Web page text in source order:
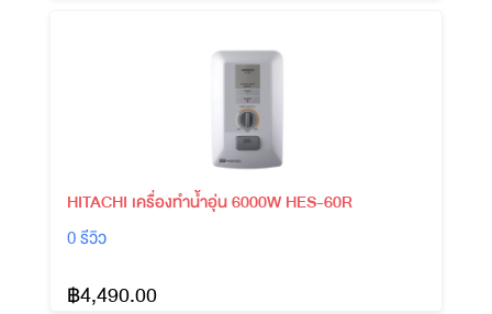
HITACHI เครื่องทำน้ำอุ่น 6000W HES-60R
0 รีวิว
฿4,490.00